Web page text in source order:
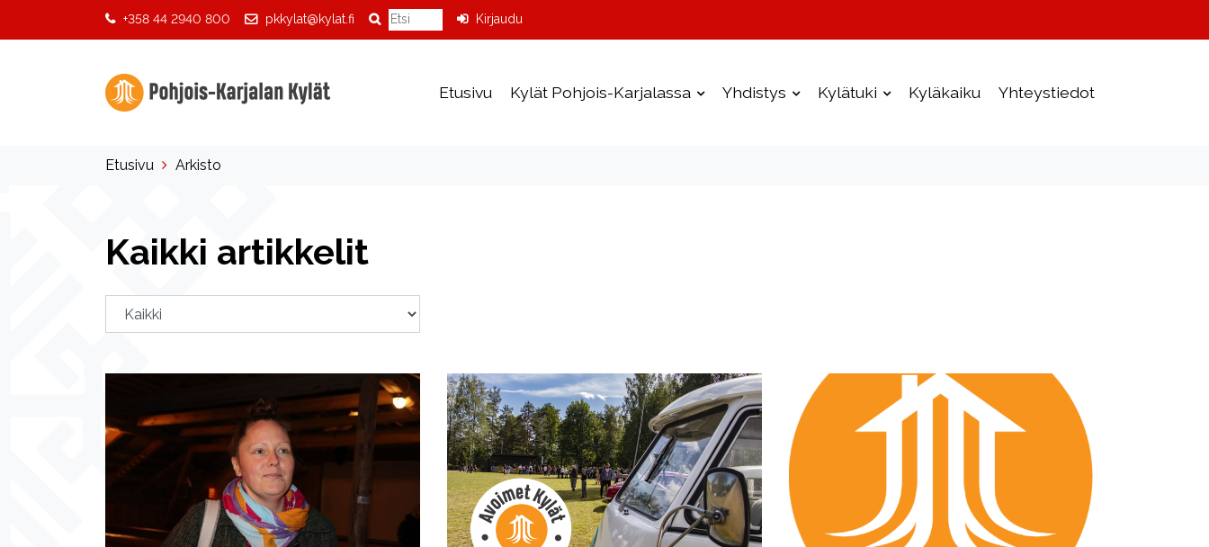
+358 44 2940 800 pkkylat@kylat.fi Kirjaudu
Etusivu Kylät Pohjois-Karjalassa Yhdistys Kylätuki Kyläkaiku Yhteystiedot
Etusivu Arkisto
Kaikki artikkelit